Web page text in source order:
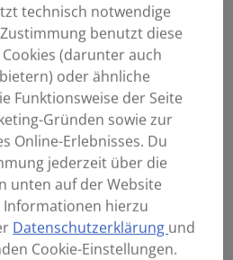
technisch notwendige
benutzt diese
(darunter auch
oder ähnliche
Funktionsweise der Seite
Gründen sowie zur
Online-Erlebnisses. Du
jederzeit über die
unten auf der Website
hierzu
Datenschutzerklärung und
Cookie-Einstellungen.